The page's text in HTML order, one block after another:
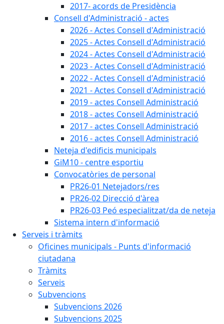
2017- acords de Presidència
Consell d'Administració - actes
2026 - Actes Consell d'Administració
2025 - Actes Consell d'Administració
2024 - Actes Consell d'Administració
2023 - Actes Consell d'Administració
2022 - Actes Consell d'Administració
2021 - Actes Consell d'Administració
2019 - actes Consell Administració
2018 - actes Consell Administració
2017 - actes Consell Administració
2016 - actes Consell Administració
Neteja d'edificis municipals
GiM10 - centre esportiu
Convocatòries de personal
PR26-01 Netejadors/res
PR26-02 Direcció d'àrea
PR26-03 Peó especialitzat/da de neteja
Sistema intern d'informació
Serveis i tràmits
Oficines municipals - Punts d'informació
ciutadana
Tràmits
Serveis
Subvencions
Subvencions 2026
Subvencions 2025